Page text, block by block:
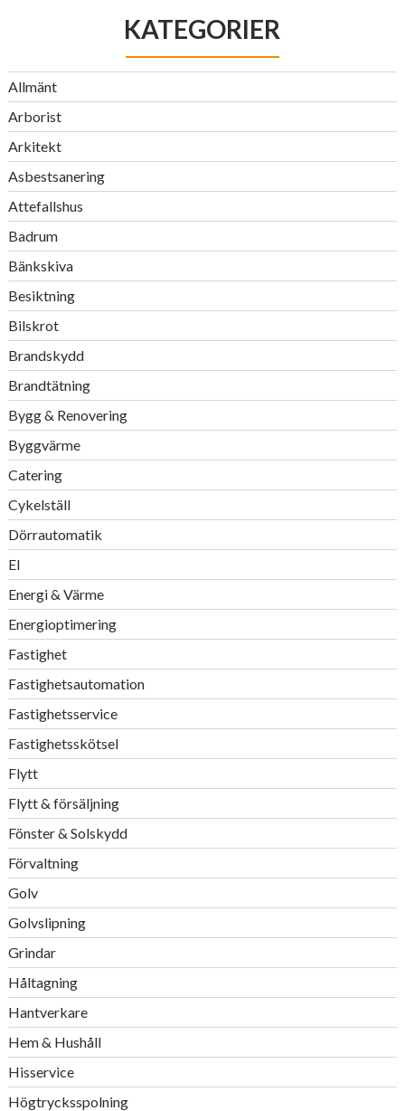
KATEGORIER
Allmänt
Arborist
Arkitekt
Asbestsanering
Attefallshus
Badrum
Bänkskiva
Besiktning
Bilskrot
Brandskydd
Brandtätning
Bygg & Renovering
Byggvärme
Catering
Cykelställ
Dörrautomatik
El
Energi & Värme
Energioptimering
Fastighet
Fastighetsautomation
Fastighetsservice
Fastighetsskötsel
Flytt
Flytt & försäljning
Fönster & Solskydd
Förvaltning
Golv
Golvslipning
Grindar
Håltagning
Hantverkare
Hem & Hushåll
Hisservice
Högtrycksspolning